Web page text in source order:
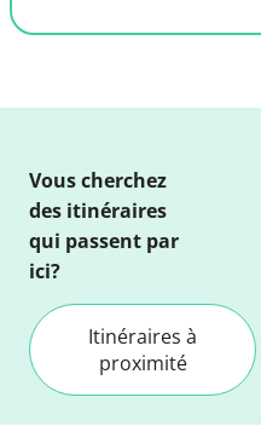
Vous cherchez
des itinéraires
qui passent par
ici?
Itinéraires à
proximité